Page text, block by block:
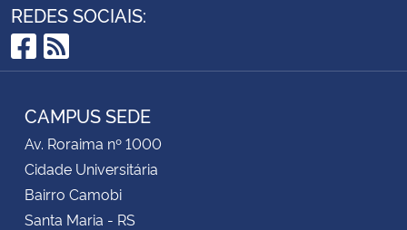
REDES SOCIAIS:
Facebook
RSS
CAMPUS SEDE
Av. Roraima nº 1000
Cidade Universitária
Bairro Camobi
Santa Maria - RS